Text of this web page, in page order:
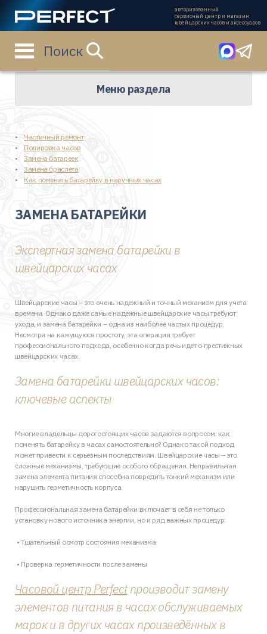
авторизованный
сервисный центр и магазин
швейцарских часов и аксессуаров
Поиск
Главная страница Сервис часов
Меню раздела
Частичный ремонт
Полировка часов
Замена батареек
Замена браслета
Как поменять батарейку в наручных часах
ЗАМЕНА БАТАРЕЙКИ
Экспертная замена батарейки в
швейцарских часах
Швейцарские часы – это очень надежный и точный механизм для учета
времени. Однако даже самые надежные швейцарские часы требуют
ухода, и замена батарейки – одна из наиболее частых процедур.
Несмотря на кажущуюся простоту, эта операция требует
профессионального подхода, особенно когда речь идет о престижных
швейцарских часах.
Замена батарейки швейцарских часов:
ключевые аспекты
Многие владельцы дорогостоящих часов задаются вопросом: как
поменять батарейку в часах самостоятельно? Однако такой подход
может привести к серьезным последствиям. Швейцарские часы – это
сложные механизмы, требующие особого обращения. Неправильная
замена элемента питания способна повредить тонкий механизм или
нарушить герметичность корпуса.
Профессиональная замена батарейки включает в себя не только
установку нового источника энергии, но и ряд важных процедур:
• Тщательный осмотр состояния механизма
• Проверка герметичности после замены
Часовой центр Perfectпроизводит замену
элементов питания в часах обслуживаемых
марок и в других часах произведённых в